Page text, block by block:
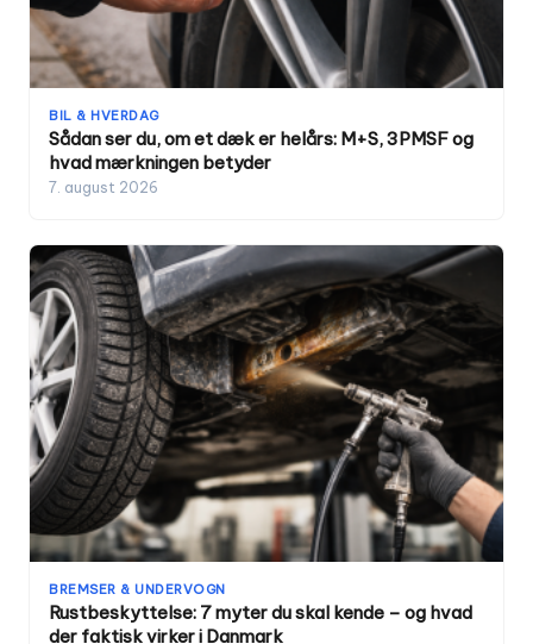
BIL & HVERDAG
Sådan ser du, om et dæk er helårs: M+S, 3PMSF og
hvad mærkningen betyder
7. august 2026
BREMSER & UNDERVOGN
Rustbeskyttelse: 7 myter du skal kende – og hvad
der faktisk virker i Danmark